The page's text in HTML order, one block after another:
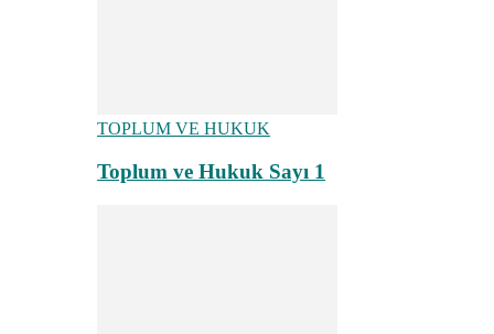
TOPLUM VE HUKUK
Toplum ve Hukuk Sayı 1